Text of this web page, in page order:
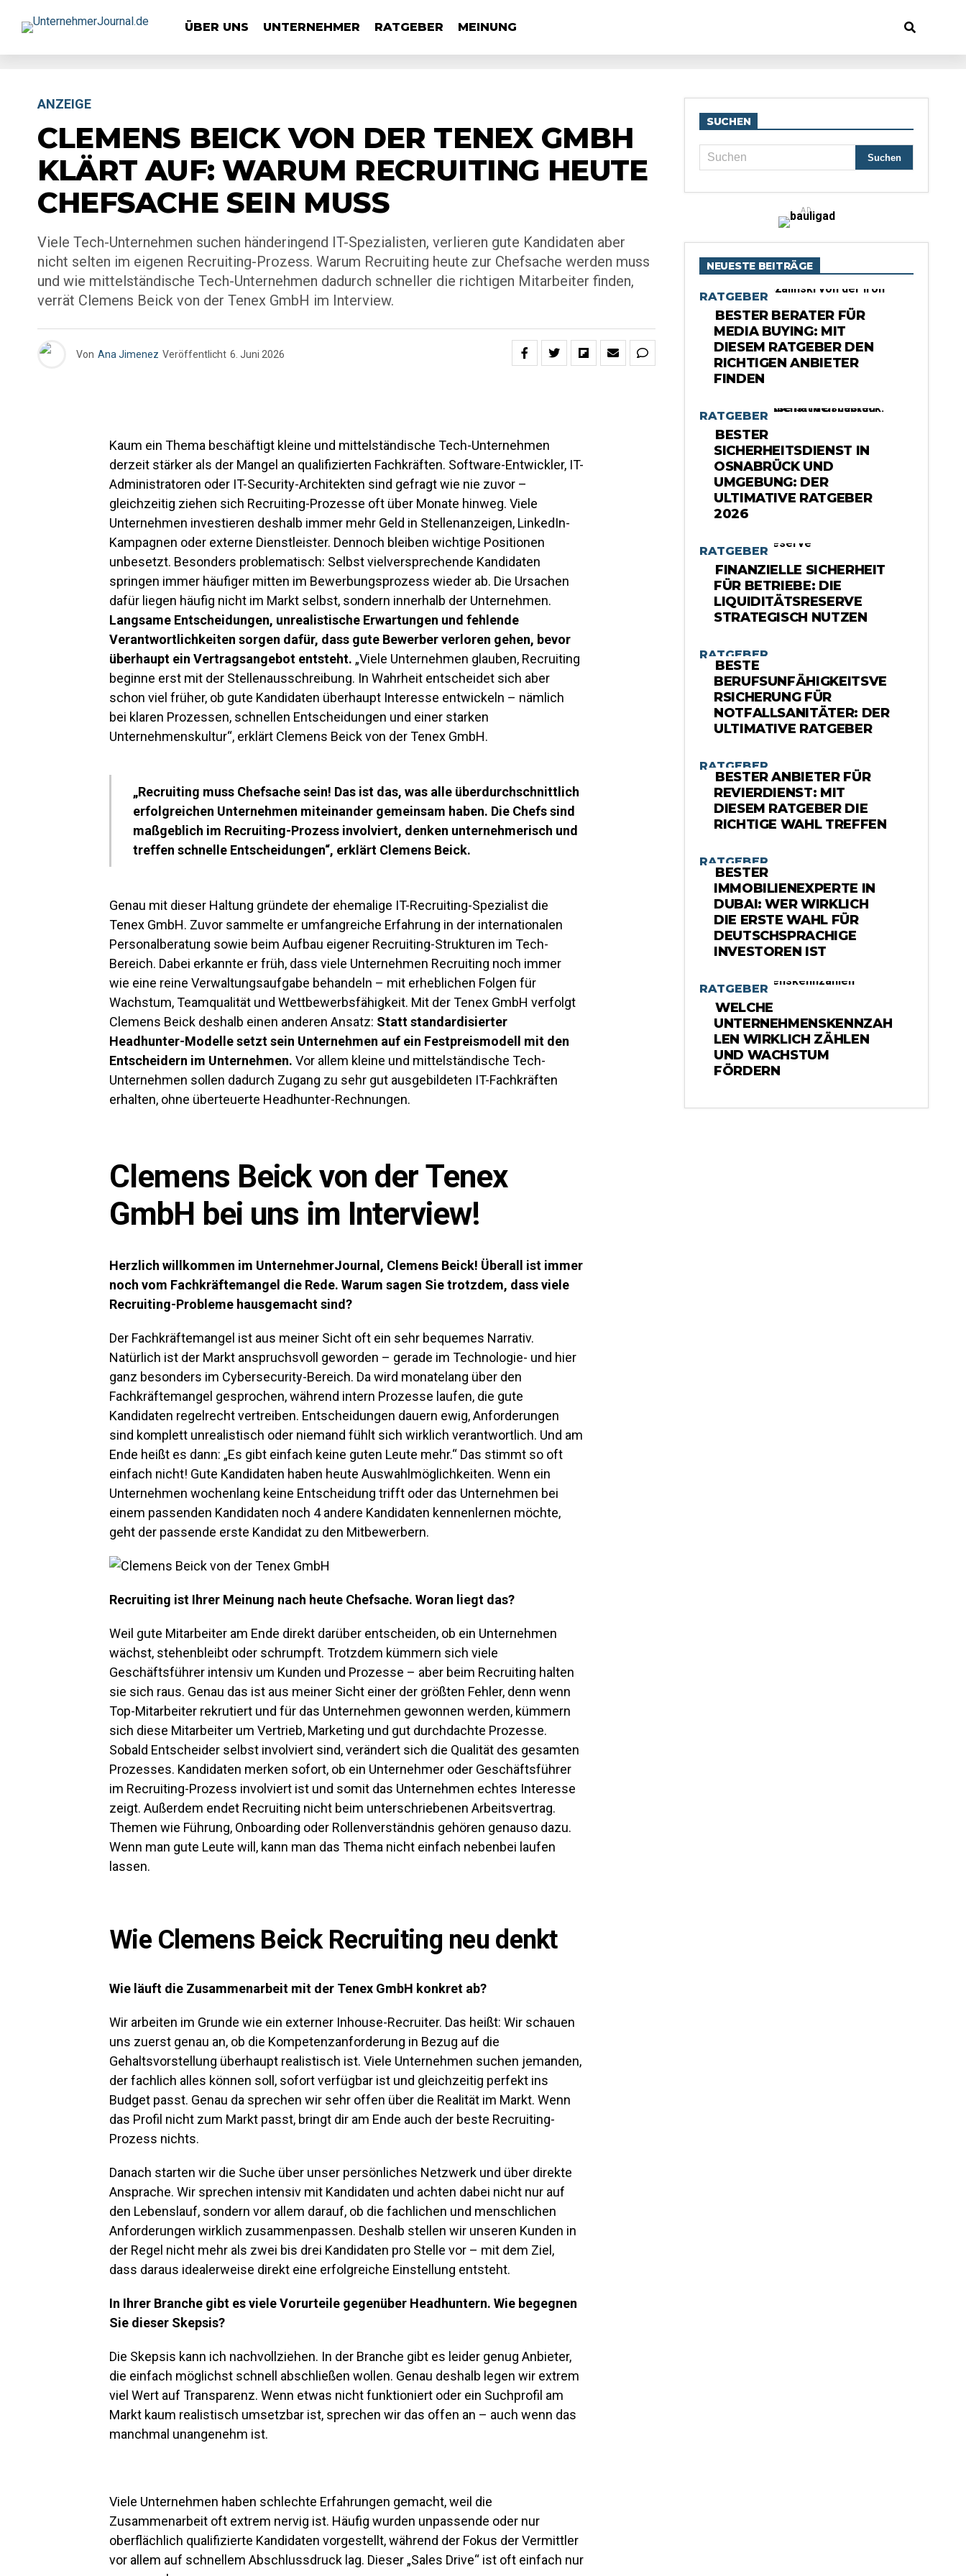
ÜBER UNS UNTERNEHMER RATGEBER MEINUNG
ANZEIGE
CLEMENS BEICK VON DER TENEX GMBH
KLÄRT AUF: WARUM RECRUITING HEUTE
CHEFSACHE SEIN MUSS
Viele Tech-Unternehmen suchen händeringend IT-Spezialisten, verlieren gute Kandidaten aber
nicht selten im eigenen Recruiting-Prozess. Warum Recruiting heute zur Chefsache werden muss
und wie mittelständische Tech-Unternehmen dadurch schneller die richtigen Mitarbeiter finden,
verrät Clemens Beick von der Tenex GmbH im Interview.
Von Ana Jimenez Veröffentlicht 6. Juni 2026
Kaum ein Thema beschäftigt kleine und mittelständische Tech-Unternehmen
derzeit stärker als der Mangel an qualifizierten Fachkräften. Software-Entwickler, IT-
Administratoren oder IT-Security-Architekten sind gefragt wie nie zuvor –
gleichzeitig ziehen sich Recruiting-Prozesse oft über Monate hinweg. Viele
Unternehmen investieren deshalb immer mehr Geld in Stellenanzeigen, LinkedIn-
Kampagnen oder externe Dienstleister. Dennoch bleiben wichtige Positionen
unbesetzt. Besonders problematisch: Selbst vielversprechende Kandidaten
springen immer häufiger mitten im Bewerbungsprozess wieder ab. Die Ursachen
dafür liegen häufig nicht im Markt selbst, sondern innerhalb der Unternehmen.
Langsame Entscheidungen, unrealistische Erwartungen und fehlende
Verantwortlichkeiten sorgen dafür, dass gute Bewerber verloren gehen, bevor
überhaupt ein Vertragsangebot entsteht. „Viele Unternehmen glauben, Recruiting
beginne erst mit der Stellenausschreibung. In Wahrheit entscheidet sich aber
schon viel früher, ob gute Kandidaten überhaupt Interesse entwickeln – nämlich
bei klaren Prozessen, schnellen Entscheidungen und einer starken
Unternehmenskultur“, erklärt Clemens Beick von der Tenex GmbH.
„Recruiting muss Chefsache sein! Das ist das, was alle überdurchschnittlich
erfolgreichen Unternehmen miteinander gemeinsam haben. Die Chefs sind
maßgeblich im Recruiting-Prozess involviert, denken unternehmerisch und
treffen schnelle Entscheidungen“, erklärt Clemens Beick.
Genau mit dieser Haltung gründete der ehemalige IT-Recruiting-Spezialist die
Tenex GmbH. Zuvor sammelte er umfangreiche Erfahrung in der internationalen
Personalberatung sowie beim Aufbau eigener Recruiting-Strukturen im Tech-
Bereich. Dabei erkannte er früh, dass viele Unternehmen Recruiting noch immer
wie eine reine Verwaltungsaufgabe behandeln – mit erheblichen Folgen für
Wachstum, Teamqualität und Wettbewerbsfähigkeit. Mit der Tenex GmbH verfolgt
Clemens Beick deshalb einen anderen Ansatz: Statt standardisierter
Headhunter-Modellesetzt sein Unternehmen auf ein Festpreismodell mit den
Entscheidern im Unternehmen. Vor allem kleine und mittelständische Tech-
Unternehmen sollen dadurch Zugang zu sehr gut ausgebildeten IT-Fachkräften
erhalten, ohne überteuerte Headhunter-Rechnungen.
Clemens Beick von der Tenex
GmbH bei uns im Interview!
Herzlich willkommen im UnternehmerJournal, Clemens Beick! Überall ist immer
noch vom Fachkräftemangel die Rede. Warum sagen Sie trotzdem, dass viele
Recruiting-Probleme hausgemacht sind?
Der Fachkräftemangel ist aus meiner Sicht oft ein sehr bequemes Narrativ.
Natürlich ist der Markt anspruchsvoll geworden – gerade im Technologie- und hier
ganz besonders im Cybersecurity-Bereich. Da wird monatelang über den
Fachkräftemangel gesprochen, während intern Prozesse laufen, die gute
Kandidaten regelrecht vertreiben. Entscheidungen dauern ewig, Anforderungen
sind komplett unrealistisch oder niemand fühlt sich wirklich verantwortlich. Und am
Ende heißt es dann: „Es gibt einfach keine guten Leute mehr.“ Das stimmt so oft
einfach nicht! Gute Kandidaten haben heute Auswahlmöglichkeiten. Wenn ein
Unternehmen wochenlang keine Entscheidung trifft oder das Unternehmen bei
einem passenden Kandidaten noch 4 andere Kandidaten kennenlernen möchte,
geht der passende erste Kandidat zu den Mitbewerbern.
Recruiting ist Ihrer Meinung nach heute Chefsache. Woran liegt das?
Weil gute Mitarbeiter am Ende direkt darüber entscheiden, ob ein Unternehmen
wächst, stehenbleibt oder schrumpft. Trotzdem kümmern sich viele
Geschäftsführer intensiv um Kunden und Prozesse – aber beim Recruiting halten
sie sich raus. Genau das ist aus meiner Sicht einer der größten Fehler, denn wenn
Top-Mitarbeiter rekrutiert und für das Unternehmen gewonnen werden, kümmern
sich diese Mitarbeiter um Vertrieb, Marketing und gut durchdachte Prozesse.
Sobald Entscheider selbst involviert sind, verändert sich die Qualität des gesamten
Prozesses. Kandidaten merken sofort, ob ein Unternehmer oder Geschäftsführer
im Recruiting-Prozess involviert ist und somit das Unternehmen echtes Interesse
zeigt. Außerdem endet Recruiting nicht beim unterschriebenen Arbeitsvertrag.
Themen wie Führung, Onboarding oder Rollenverständnis gehören genauso dazu.
Wenn man gute Leute will, kann man das Thema nicht einfach nebenbei laufen
lassen.
Wie Clemens Beick Recruiting neu denkt
Wie läuft die Zusammenarbeit mit der Tenex GmbH konkret ab?
Wir arbeiten im Grunde wie ein externer Inhouse-Recruiter. Das heißt: Wir schauen
uns zuerst genau an, ob die Kompetenzanforderung in Bezug auf die
Gehaltsvorstellung überhaupt realistisch ist. Viele Unternehmen suchen jemanden,
der fachlich alles können soll, sofort verfügbar ist und gleichzeitig perfekt ins
Budget passt. Genau da sprechen wir sehr offen über die Realität im Markt. Wenn
das Profil nicht zum Markt passt, bringt dir am Ende auch der beste Recruiting-
Prozess nichts.
Danach starten wir die Suche über unser persönliches Netzwerk und über direkte
Ansprache. Wir sprechen intensiv mit Kandidaten und achten dabei nicht nur auf
den Lebenslauf, sondern vor allem darauf, ob die fachlichen und menschlichen
Anforderungen wirklich zusammenpassen. Deshalb stellen wir unseren Kunden in
der Regel nicht mehr als zwei bis drei Kandidaten pro Stelle vor – mit dem Ziel,
dass daraus idealerweise direkt eine erfolgreiche Einstellung entsteht.
In Ihrer Branche gibt es viele Vorurteile gegenüber Headhuntern. Wie begegnen
Sie dieser Skepsis?
Die Skepsis kann ich nachvollziehen. In der Branche gibt es leider genug Anbieter,
die einfach möglichst schnell abschließen wollen. Genau deshalb legen wir extrem
viel Wert auf Transparenz. Wenn etwas nicht funktioniert oder ein Suchprofil am
Markt kaum realistisch umsetzbar ist, sprechen wir das offen an – auch wenn das
manchmal unangenehm ist.
Viele Unternehmen haben schlechte Erfahrungen gemacht, weil die
Zusammenarbeit oft extrem nervig ist. Häufig wurden unpassende oder nur
oberflächlich qualifizierte Kandidaten vorgestellt, während der Fokus der Vermittler
vor allem auf schnellem Abschlussdruck lag. Dieser „Sales Drive“ ist oft einfach nur
SUCHEN
AD
NEUESTE BEITRÄGE
RATGEBER
BESTER BERATER FÜR
MEDIA BUYING: MIT
DIESEM RATGEBER DEN
RICHTIGEN ANBIETER
FINDEN
RATGEBER
BESTER
SICHERHEITSDIENST IN
OSNABRÜCK UND
UMGEBUNG: DER
ULTIMATIVE RATGEBER
2026
RATGEBER
FINANZIELLE SICHERHEIT
FÜR BETRIEBE: DIE
LIQUIDITÄTSRESERVE
STRATEGISCH NUTZEN
RATGEBER
BESTE
BERUFSUNFÄHIGKEITSVE
RSICHERUNG FÜR
NOTFALLSANITÄTER: DER
ULTIMATIVE RATGEBER
RATGEBER
BESTER ANBIETER FÜR
REVIERDIENST: MIT
DIESEM RATGEBER DIE
RICHTIGE WAHL TREFFEN
RATGEBER
BESTER
IMMOBILIENEXPERTE IN
DUBAI: WER WIRKLICH
DIE ERSTE WAHL FÜR
DEUTSCHSPRACHIGE
INVESTOREN IST
RATGEBER
WELCHE
UNTERNEHMENSKENNZAH
LEN WIRKLICH ZÄHLEN
UND WACHSTUM
FÖRDERN